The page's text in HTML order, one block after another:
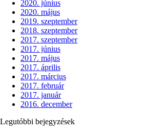
2020. június
2020. május
2019. szeptember
2018. szeptember
2017. szeptember
2017. június
2017. május
2017. április
2017. március
2017. február
2017. január
2016. december
Legutóbbi bejegyzések